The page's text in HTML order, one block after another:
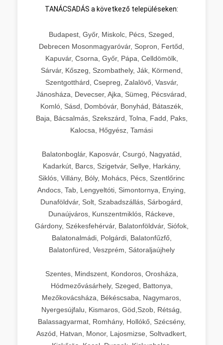
TANÁCSADÁS a következő településeken:
Budapest, Győr, Miskolc, Pécs, Szeged,
Debrecen Mosonmagyaróvár, Sopron, Fertőd,
Kapuvár, Csorna, Győr, Pápa, Celldömölk,
Sárvár, Kőszeg, Szombathely, Ják, Körmend,
Szentgotthárd, Csepreg, Zalalövő, Vasvár,
Jánosháza, Devecser, Ajka, Sümeg, Pécsvárad,
Komló, Sásd, Dombóvár, Bonyhád, Bátaszék,
Baja, Bácsalmás, Szekszárd, Tolna, Fadd, Paks,
Kalocsa, Hőgyész, Tamási
Balatonboglár, Kaposvár, Csurgó, Nagyatád,
Kadarkút, Barcs, Szigetvár, Sellye, Harkány,
Siklós, Villány, Bóly, Mohács, Pécs, Szentlőrinc
Andocs, Tab, Lengyeltóti, Simontornya, Enying,
Dunaföldvár, Solt, Szabadszállás, Sárbogárd,
Dunaújváros, Kunszentmiklós, Ráckeve,
Gárdony, Székesfehérvár, Balatonföldvár, Siófok,
Balatonalmádi, Polgárdi, Balatonfűzfő,
Balatonfüred, Veszprém, Sátoraljaújhely
Szentes, Mindszent, Kondoros, Orosháza,
Hódmezővásárhely, Szeged, Battonya,
Mezőkovácsháza, Békéscsaba, Nagymaros,
Nyergesújfalu, Kismaros, Göd,Szob, Rétság,
Balassagyarmat, Romhány, Hollókő, Szécsény,
Aszód, Hatvan, Monor, Lajosmizse, Soltvadkert,